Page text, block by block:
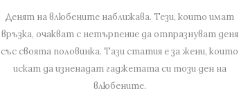
Денят на влюбените наближава. Тези, които имат
връзка, очакват с нетърпение да отпразнуват деня
със своята половинка. Тази статия е за жени, които
искат да изненадат гаджетата си този ден на
влюбените.